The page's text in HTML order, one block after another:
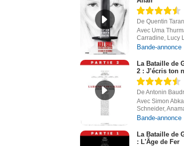
De Quentin
Avec Uma
Carradine, Lucy
Bande-annonce
La Bataille de
2 : J’écris ton
De Antonin
Avec Simon
Schneider,
Bande-annonce
La Bataille de
: L'Âge de Fer